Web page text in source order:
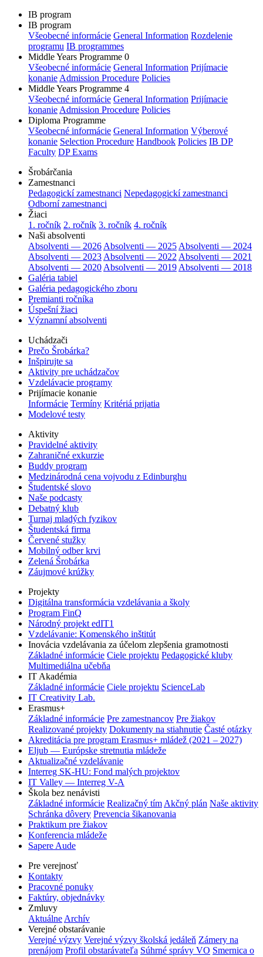
IB program
IB program
Všeobecné informácie General Information Rozdelenie
programu IB programmes
Middle Years Programme 0
Všeobecné informácie General Information Prijímacie
konanie Admission Procedure Policies
Middle Years Programme 4
Všeobecné informácie General Information Prijímacie
konanie Admission Procedure Policies
Diploma Programme
Všeobecné informácie General Information Výberové
konanie Selection Procedure Handbook Policies IB DP
Faculty DP Exams
Šrobárčania
Zamestnanci
Pedagogickí zamestnanci Nepedagogickí zamestnanci
Odborní zamestnanci
Žiaci
1. ročník 2. ročník 3. ročník 4. ročník
Naši absolventi
Absolventi — 2026 Absolventi — 2025 Absolventi — 2024
Absolventi — 2023 Absolventi — 2022 Absolventi — 2021
Absolventi — 2020 Absolventi — 2019 Absolventi — 2018
Galéria tabiel
Galéria pedagogického zboru
Premianti ročníka
Úspešní žiaci
Významní absolventi
Uchádzači
Prečo Šrobárka?
Inšpirujte sa
Aktivity pre uchádzačov
Vzdelávacie programy
Prijímacie konanie
Informácie Termíny Kritériá prijatia
Modelové testy
Aktivity
Pravidelné aktivity
Zahraničné exkurzie
Buddy program
Medzinárodná cena vojvodu z Edinburghu
Študentské slovo
Naše podcasty
Debatný klub
Turnaj mladých fyzikov
Študentská firma
Červené stužky
Mobilný odber krvi
Zelená Šrobárka
Záujmové krúžky
Projekty
Digitálna transformácia vzdelávania a školy
Program FinQ
Národný projekt edIT1
Vzdelávanie: Komenského inštitút
Inovácia vzdelávania za účelom zlepšenia gramotnosti
Základné informácie Ciele projektu Pedagogické kluby
Multimediálna učebňa
IT Akadémia
Základné informácie Ciele projektu ScienceLab
IT Creativity Lab.
Erasmus+
Základné informácie Pre zamestnancov Pre žiakov
Realizované projekty Dokumenty na stiahnutie Časté otázky
Akreditácia pre program Erasmus+ mládež (2021 – 2027)
Eljub — Európske stretnutia mládeže
Aktualizačné vzdelávanie
Interreg SK-HU: Fond malých projektov
IT Valley — Interreg V-A
Škola bez nenávisti
Základné informácie Realizačný tím Akčný plán Naše aktivity
Schránka dôvery Prevencia šikanovania
Praktikum pre žiakov
Konferencia mládeže
Sapere Aude
Pre verejnosť
Kontakty
Pracovné ponuky
Faktúry, objednávky
Zmluvy
Aktuálne Archív
Verejné obstarávanie
Verejné výzvy Verejné výzvy školská jedáleň Zámery na
prenájom Profil obstarávateľa Súhrné správy VO Smernica o